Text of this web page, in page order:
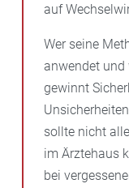
auf
Wer seine
anwendet und
gewinnt
sollte nicht
im Ärztehaus
bei